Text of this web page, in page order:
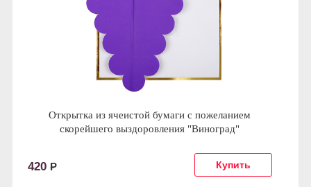
Открытка из ячеистой бумаги с пожеланием
скорейшего выздоровления "Виноград"
420 Р